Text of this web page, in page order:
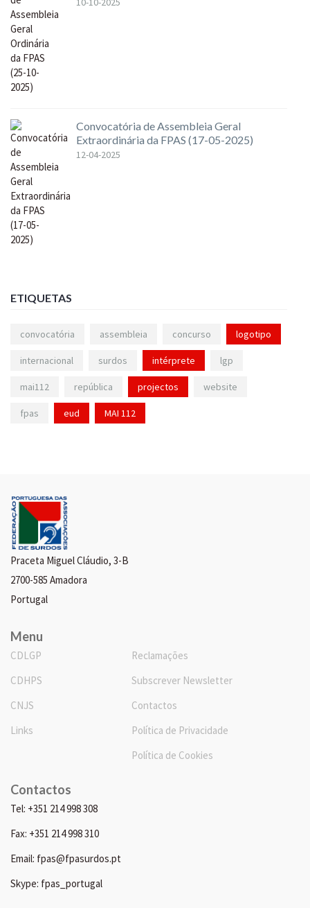
Convocatória de Assembleia Geral
Extraordinária da FPAS (17-05-2025)
12-04-2025
ETIQUETAS
convocatória assembleia concurso logotipo
internacional surdos intérprete lgp
mai112 república projectos website
fpas eud MAI 112
Praceta Miguel Cláudio, 3-B
2700-585 Amadora
Portugal
Menu
CDLGP
CDHPS
CNJS
Links
Reclamações
Subscrever Newsletter
Contactos
Política de Privacidade
Política de Cookies
Contactos
Tel: +351 214 998 308
Fax: +351 214 998 310
Email: fpas@fpasurdos.pt
Skype: fpas_portugal